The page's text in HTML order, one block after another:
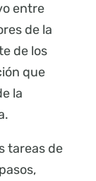
entre
de la
de los
que
la
tareas de